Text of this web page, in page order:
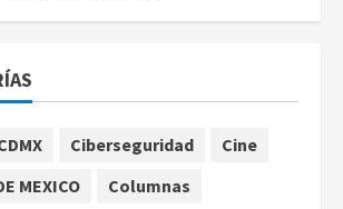
cáncer
agosto 8, 2026
México Sub-20 derrota a
Ciberseguridad
Cine
MEXICO
Columnas